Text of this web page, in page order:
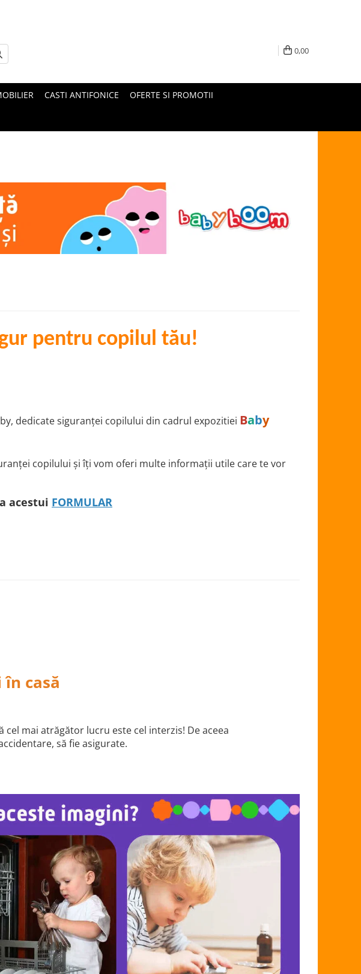
0,00
CASTI ANTIFONICE OFERTE SI PROMOTII
pentru copilul tău!
dedicate siguranței copilului din cadrul expozitiei Baby
copilului și îți vom oferi multe informații utile care te vor
acestui FORMULAR
casă
mai atrăgător lucru este cel interzis! De aceea
să fie asigurate.